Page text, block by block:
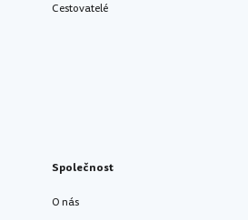
Cestovatelé
Společnost
O nás